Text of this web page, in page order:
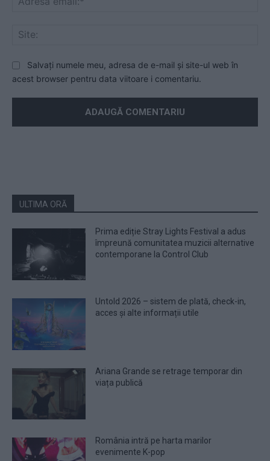
Salvați numele meu, adresa de e-mail și site-ul web în
acest browser pentru data viitoare i comentariu.
ULTIMA ORĂ
Prima ediție Stray Lights Festival a adus
împreună comunitatea muzicii alternative
contemporane la Control Club
Untold 2026 – sistem de plată, check-in,
acces și alte informații utile
Ariana Grande se retrage temporar din
viața publică
România intră pe harta marilor
evenimente K-pop